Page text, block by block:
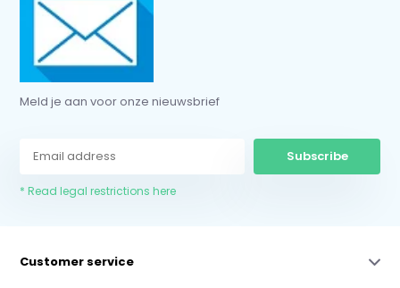
Meld je aan voor onze nieuwsbrief
Subscribe
* Read legal restrictions here
Customer service
* Read legal restrictions here